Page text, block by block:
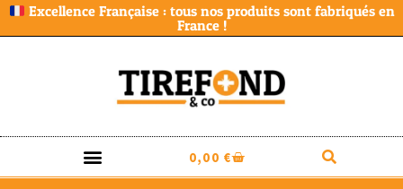
Excellence Française : tous nos produits sont fabriqués en
France !
0,00 €